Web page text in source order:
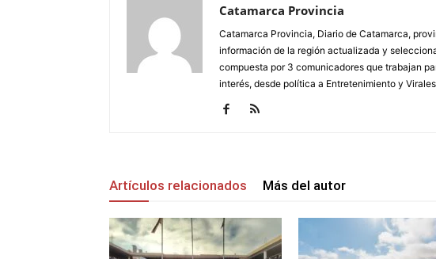
Catamarca Provincia
Catamarca Provincia, Diario de Catamarca,
información de la región actualizada y
compuesta por 3 comunicadores que trabajan
interés, desde política a Entretenimiento y
Artículos relacionados Más del autor